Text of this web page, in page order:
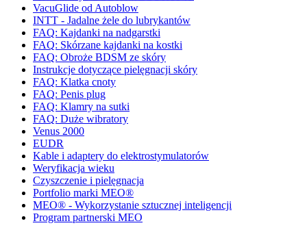
VacuGlide od Autoblow
INTT - Jadalne żele do lubrykantów
FAQ: Kajdanki na nadgarstki
FAQ: Skórzane kajdanki na kostki
FAQ: Obroże BDSM ze skóry
Instrukcje dotyczące pielęgnacji skóry
FAQ: Klatka cnoty
FAQ: Penis plug
FAQ: Klamry na sutki
FAQ: Duże wibratory
Venus 2000
EUDR
Kable i adaptery do elektrostymulatorów
Weryfikacja wieku
Czyszczenie i pielęgnacja
Portfolio marki MEO®
MEO® - Wykorzystanie sztucznej inteligencji
Program partnerski MEO